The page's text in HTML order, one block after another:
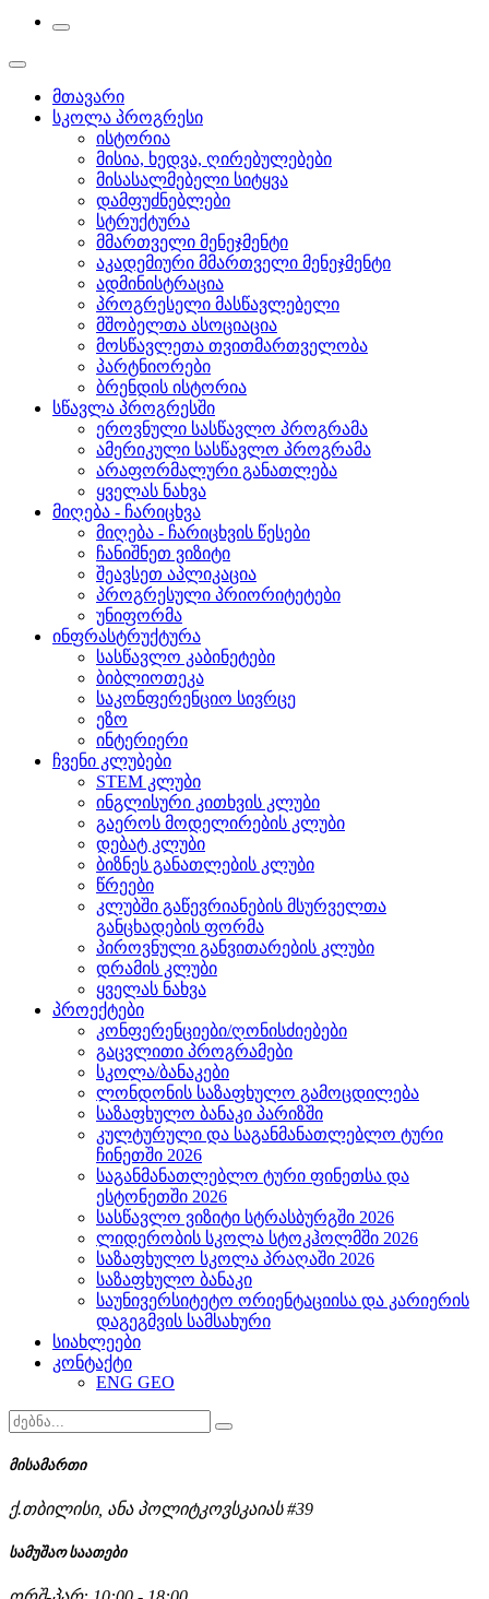
მთავარი
სკოლა პროგრესი
ისტორია
მისია, ხედვა, ღირებულებები
მისასალმებელი სიტყვა
დამფუძნებლები
სტრუქტურა
მმართველი მენეჯმენტი
აკადემიური მმართველი მენეჯმენტი
ადმინისტრაცია
პროგრესელი მასწავლებელი
მშობელთა ასოციაცია
მოსწავლეთა თვითმართველობა
პარტნიორები
ბრენდის ისტორია
სწავლა პროგრესში
ეროვნული სასწავლო პროგრამა
ამერიკული სასწავლო პროგრამა
არაფორმალური განათლება
ყველას ნახვა
მიღება - ჩარიცხვა
მიღება - ჩარიცხვის წესები
ჩანიშნეთ ვიზიტი
შეავსეთ აპლიკაცია
პროგრესული პრიორიტეტები
უნიფორმა
ინფრასტრუქტურა
სასწავლო კაბინეტები
ბიბლიოთეკა
საკონფერენციო სივრცე
ეზო
ინტერიერი
ჩვენი კლუბები
STEM კლუბი
ინგლისური კითხვის კლუბი
გაეროს მოდელირების კლუბი
დებატ კლუბი
ბიზნეს განათლების კლუბი
წრეები
კლუბში გაწევრიანების მსურველთა
განცხადების ფორმა
პიროვნული განვითარების კლუბი
დრამის კლუბი
ყველას ნახვა
პროექტები
კონფერენციები/ღონისძიებები
გაცვლითი პროგრამები
სკოლა/ბანაკები
ლონდონის საზაფხულო გამოცდილება
საზაფხულო ბანაკი პარიზში
კულტურული და საგანმანათლებლო ტური
ჩინეთში 2026
საგანმანათლებლო ტური ფინეთსა და
ესტონეთში 2026
სასწავლო ვიზიტი სტრასბურგში 2026
ლიდერობის სკოლა სტოკჰოლმში 2026
საზაფხულო სკოლა პრაღაში 2026
საზაფხულო ბანაკი
საუნივერსიტეტო ორიენტაციისა და კარიერის
დაგეგმვის სამსახური
სიახლეები
კონტაქტი
ENG GEO
მისამართი
ქ.თბილისი, ანა პოლიტკოვსკაიას #39
სამუშაო საათები